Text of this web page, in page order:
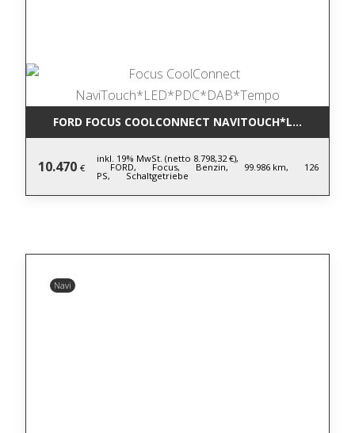
FORD FOCUS COOLCONNECT
10.470 €
inkl. 19% MwSt. (netto 8.798,32 €),
FORD, Focus, Benzin, 99.986 km, 126
PS, Schaltgetriebe
Navi